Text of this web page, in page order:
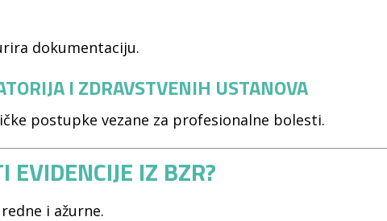
dokumentaciju.
I ZDRAVSTVENIH USTANOVA
postupke vezane za profesionalne bolesti.
IZ BZR?
i ažurne.